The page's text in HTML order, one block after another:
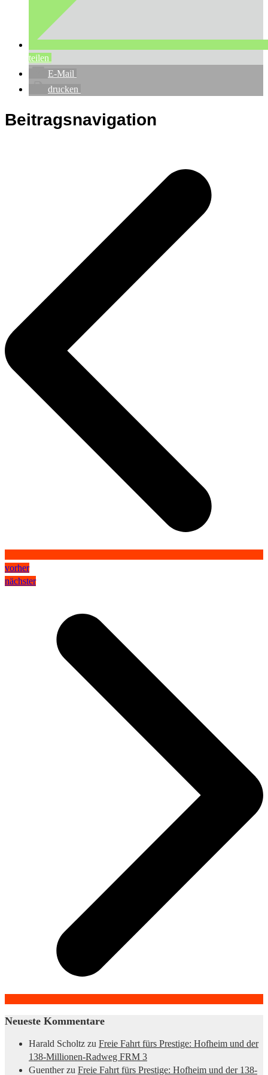
teilen
E-Mail
drucken
Beitragsnavigation
vorher
nächster
Neueste Kommentare
Harald Scholtz zu Freie Fahrt fürs Prestige: Hofheim und der
138-Millionen-Radweg FRM 3
Guentherzu Freie Fahrt fürs Prestige: Hofheim und der 138-